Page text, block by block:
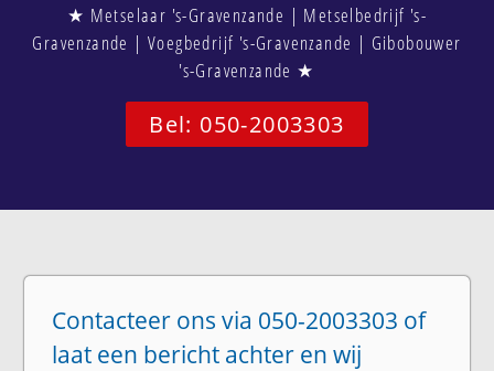
★ Metselaar 's-Gravenzande | Metselbedrijf 's-
Gravenzande | Voegbedrijf 's-Gravenzande | Gibobouwer
's-Gravenzande ★
Bel: 050-2003303
Contacteer ons via 050-2003303 of
laat een bericht achter en wij